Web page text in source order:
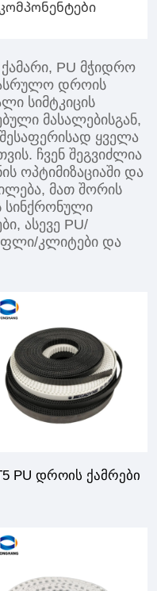
კომპონენტები
PU მჭიდრო
დროის
სიმტკიცის
მასალებისგან,
ყველა
ჩვენ შეგვიძლია
ოპტიმიზაციაში და
მათ შორის
სინქრონული
ასევე PU/
კლიტები და
PU დროის ქამრები